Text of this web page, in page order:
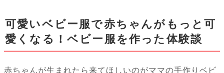
可愛いベビー服で赤ちゃんがもっと可
愛くなる！ベビー服を作った体験談
赤ちゃんが生まれたら来てほしいのがママの手作りベビ